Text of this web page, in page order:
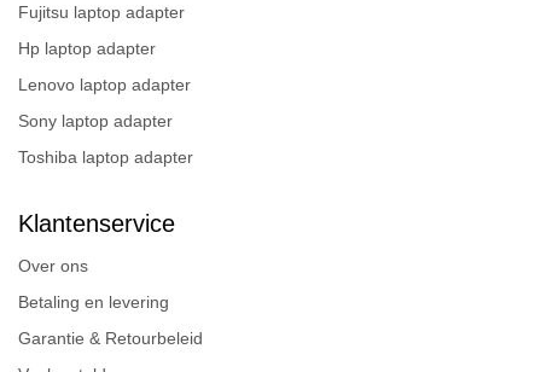
Fujitsu laptop adapter
Hp laptop adapter
Lenovo laptop adapter
Sony laptop adapter
Toshiba laptop adapter
Klantenservice
Over ons
Betaling en levering
Garantie & Retourbeleid